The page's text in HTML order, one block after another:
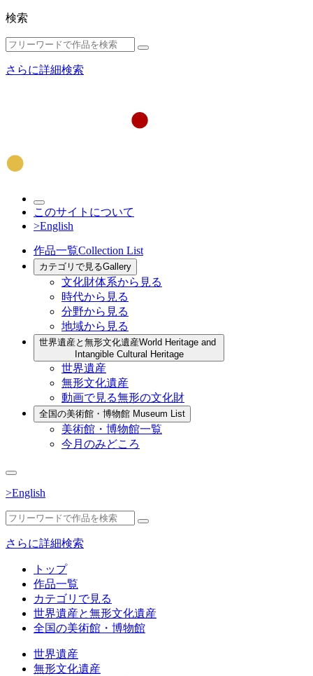
検索
さらに詳細検索
このサイトについて
>English
作品一覧Collection List
カテゴリで見るGallery
文化財体系から見る
時代から見る
分野から見る
地域から見る
世界遺産と無形文化遺産World Heritage and
Intangible Cultural Heritage
世界遺産
無形文化遺産
動画で見る無形の文化財
全国の美術館・博物館 Museum List
美術館・博物館一覧
今月のみどころ
>English
さらに詳細検索
トップ
作品一覧
カテゴリで見る
世界遺産と無形文化遺産
全国の美術館・博物館
世界遺産
無形文化遺産